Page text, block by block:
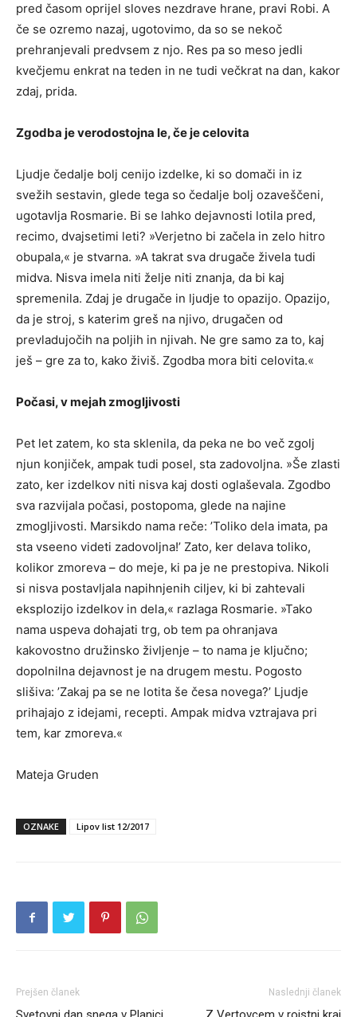
pred časom oprijel sloves nezdrave hrane, pravi Robi. A
če se ozremo nazaj, ugotovimo, da so se nekoč
prehranjevali predvsem z njo. Res pa so meso jedli
kvečjemu enkrat na teden in ne tudi večkrat na dan, kakor
zdaj, prida.
Zgodba je verodostojna le, če je celovita
Ljudje čedalje bolj cenijo izdelke, ki so domači in iz
svežih sestavin, glede tega so čedalje bolj ozaveščeni,
ugotavlja Rosmarie. Bi se lahko dejavnosti lotila pred,
recimo, dvajsetimi leti? »Verjetno bi začela in zelo hitro
obupala,« je stvarna. »A takrat sva drugače živela tudi
midva. Nisva imela niti želje niti znanja, da bi kaj
spremenila. Zdaj je drugače in ljudje to opazijo. Opazijo,
da je stroj, s katerim greš na njivo, drugačen od
prevladujočih na poljih in njivah. Ne gre samo za to, kaj
ješ – gre za to, kako živiš. Zgodba mora biti celovita.«
Počasi, v mejah zmogljivosti
Pet let zatem, ko sta sklenila, da peka ne bo več zgolj
njun konjiček, ampak tudi posel, sta zadovoljna. »Še zlasti
zato, ker izdelkov niti nisva kaj dosti oglaševala. Zgodbo
sva razvijala počasi, postopoma, glede na najine
zmogljivosti. Marsikdo nama reče: ’Toliko dela imata, pa
sta vseeno videti zadovoljna!’ Zato, ker delava toliko,
kolikor zmoreva – do meje, ki pa je ne prestopiva. Nikoli
si nisva postavljala napihnjenih ciljev, ki bi zahtevali
eksplozijo izdelkov in dela,« razlaga Rosmarie. »Tako
nama uspeva dohajati trg, ob tem pa ohranjava
kakovostno družinsko življenje – to nama je ključno;
dopolnilna dejavnost je na drugem mestu. Pogosto
slišiva: ’Zakaj pa se ne lotita še česa novega?’ Ljudje
prihajajo z idejami, recepti. Ampak midva vztrajava pri
tem, kar zmoreva.«
Mateja Gruden
OZNAKE Lipov list 12/2017
Prejšen članek Naslednji članek